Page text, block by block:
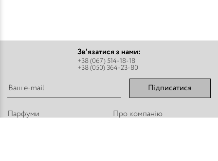
Зв'язатися з нами:
+38 (067) 514-18-18
+38 (050) 364-23-80
Підписатися
Парфуми
Про компанію